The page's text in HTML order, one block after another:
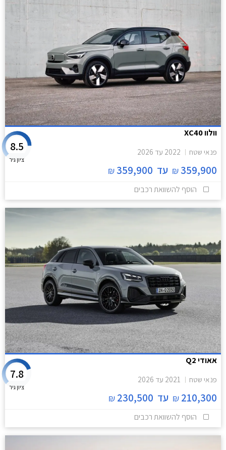
וולוו XC40
פנאי שטח 2022 עד 2026
359,900
₪ עד 359,900
₪
8.5
ציון גיר
הוסף להשוואת רכבים
אאודי Q2
פנאי שטח 2021 עד 2026
210,300
₪ עד 230,500
₪
7.8
ציון גיר
הוסף להשוואת רכבים